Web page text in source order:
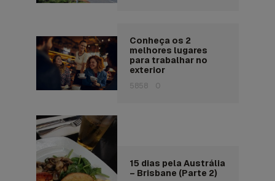
Conheça os 2
melhores lugares
para trabalhar no
exterior
5858 0
15 dias pela Austrália
– Brisbane (Parte 2)